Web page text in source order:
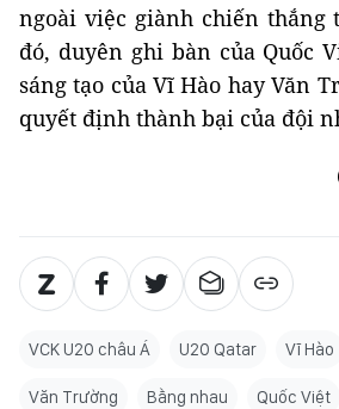
ngoài việc giành chiến
đó, duyên ghi bàn của Quốc
sáng tạo của Vĩ Hào hay Văn
quyết định thành bại của đội
VCK U20 châu Á U20 Qatar Vĩ Hào
Văn Trường Bằng nhau Quốc Việt